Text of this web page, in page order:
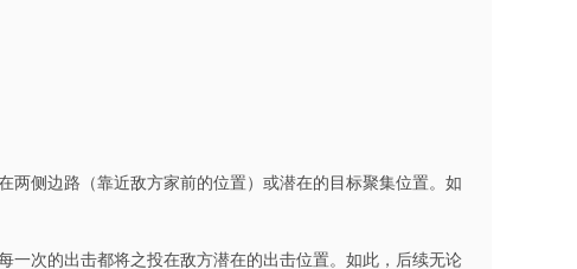
两侧边路（靠近敌方家前的位置）或潜在的目标聚集位置。如
一次的出击都将之投在敌方潜在的出击位置。如此，后续无论